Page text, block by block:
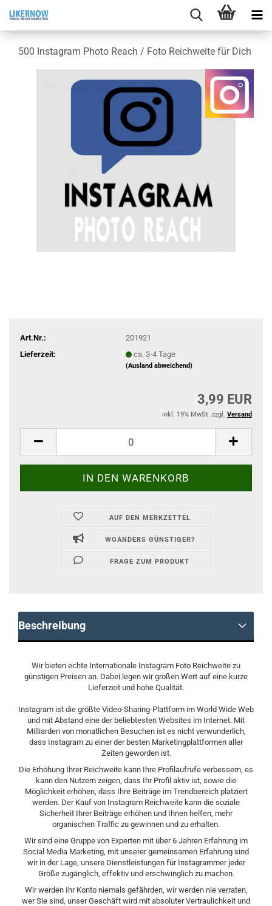
500 In­sta­gram Photo Reach / Foto Reich­wei­te für Dich
Art.Nr.:
201921
Lieferzeit:
ca. 3-4 Tage
(Ausland abweichend)
3,99 EUR
inkl. 19% MwSt. zzgl. Versand
AUF DEN MERKZETTEL
WOANDERS GÜNSTIGER?
FRAGE ZUM PRODUKT
Beschreibung
Wir bieten echte Internationale Instagram Foto Reichweite zu
günstigen Preisen an. Dabei legen wir großen Wert auf eine kurze
Lieferzeit und hohe Qualität.
Instagram ist die größte Video-Sharing-Plattform im World Wide Web
und mit Abstand eine der beliebtesten Websites im Internet. Mit
Milliarden von monatlichen Besuchen ist es nicht verwunderlich,
dass Instagram zu einer der besten Marketingplattformen aller
Zeiten geworden ist.
Die Erhöhung Ihrer Reichweite kann Ihre Profilaufrufe verbessern, es
kann den Nutzern zeigen, dass Ihr Profil aktiv ist, sowie die
Möglichkeit erhöhen, dass Ihre Beiträge im Trendbereich platziert
werden. Der Kauf von Instagram Reichweite kann die soziale
Sicherheit Ihrer Beiträge erhöhen und Ihnen helfen, mehr
organischen Traffic zu gewinnen und zu erhalten.
Wir sind eine Gruppe von Experten mit über 6 Jahren Erfahrung im
Social Media Marketing, mit unserer gemeinsamen Erfahrung sind
wir in der Lage, unsere Dienstleistungen für Instagrammer jeder
Größe zugänglich, effektiv und erschwinglich zu machen.
Wir werden Ihr Konto niemals gefährden, wir werden nie verraten,
wer Sie sind, unser Geschäft wird mit absoluter Vertraulichkeit und